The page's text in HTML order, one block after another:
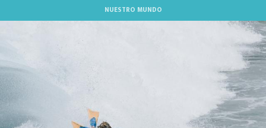
au
NUESTRO MUNDO